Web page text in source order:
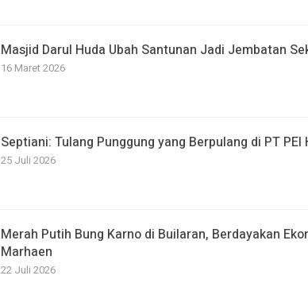
Masjid Darul Huda Ubah Santunan Jadi Jembatan
16 Maret 2026
Septiani: Tulang Punggung yang Berpulang di PT PEI
25 Juli 2026
Merah Putih Bung Karno di Builaran, Berdayakan
Marhaen
22 Juli 2026